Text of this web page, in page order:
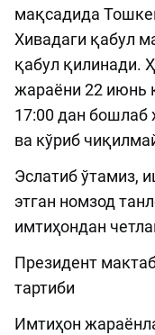
мақсадида
Хивадаги қабул
қабул қилинади.
жараёни 22 июнь
17:00 дан бошлаб
ва кўриб
Эслатиб ўтамиз,
этган номзод
имтиҳондан
Президент
тартиби
Имтиҳон